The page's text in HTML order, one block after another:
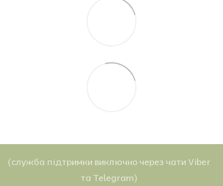
(служба підтримки виключно через чати Viber
та Telegram)